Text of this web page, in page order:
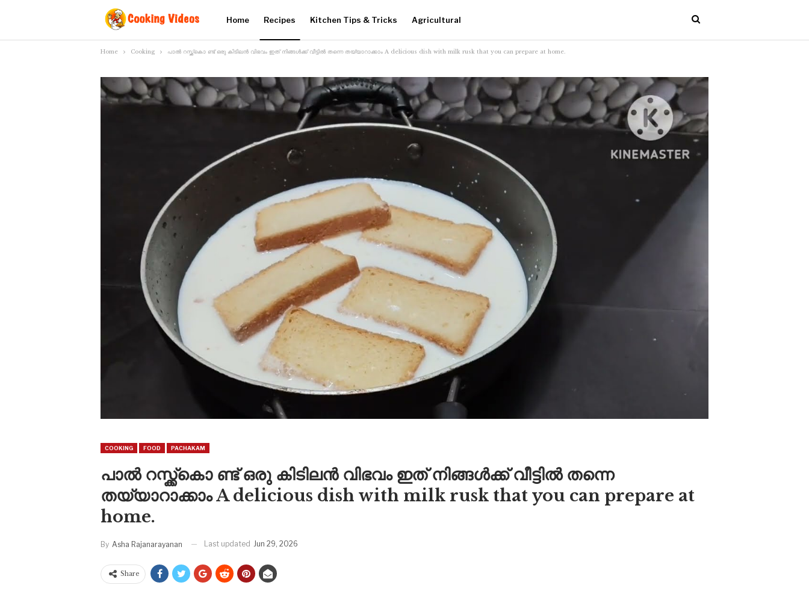
Home Recipes Kitchen Tips & Tricks Agricultural
Home Cooking പാൽ റസ്ക്ക്കൊ ണ്ട് ഒരു കിടിലൻ വിഭവം ഇത് നിങ്ങൾക്ക് വീട്ടിൽ തന്നെ തയ്യാറാക്കാം A delicious dish with milk rusk that you can prepare at home.
COOKING FOOD PACHAKAM
പാൽ റസ്ക്ക്കൊ ണ്ട് ഒരു കിടിലൻ വിഭവം ഇത് നിങ്ങൾക്ക് വീട്ടിൽ തന്നെ
തയ്യാറാക്കാം A delicious dish with milk rusk that you can prepare at
home.
By Asha Rajanarayanan Last updated Jun 29, 2026
Share